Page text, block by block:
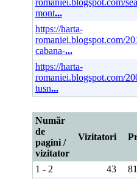
romaniei.blogspot.com/
mont...
https://harta-
romaniei.blogspot.com/
cabana-...
https://harta-
romaniei.blogspot.com/
tusn...
Număr
de
pagini /
vizitator
Vizitatori
1 - 2 43